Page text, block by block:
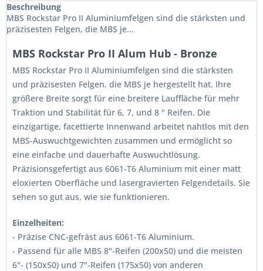
Beschreibung
MBS Rockstar Pro II Aluminiumfelgen sind die stärksten und
präzisesten Felgen, die MBS je...
MBS Rockstar Pro II Alum Hub - Bronze
MBS Rockstar Pro II Aluminiumfelgen sind die stärksten
und präzisesten Felgen, die MBS je hergestellt hat. Ihre
größere Breite sorgt für eine breitere Lauffläche für mehr
Traktion und Stabilität für 6, 7, und 8 " Reifen. Die
einzigartige, facettierte Innenwand arbeitet nahtlos mit den
MBS-Auswuchtgewichten zusammen und ermöglicht so
eine einfache und dauerhafte Auswuchtlösung.
Präzisionsgefertigt aus 6061-T6 Aluminium mit einer matt
eloxierten Oberfläche und lasergravierten Felgendetails. Sie
sehen so gut aus, wie sie funktionieren.
Einzelheiten:
- Präzise CNC-gefräst aus 6061-T6 Aluminium.
- Passend für alle MBS 8"-Reifen (200x50) und die meisten
6"- (150x50) und 7"-Reifen (175x50) von anderen